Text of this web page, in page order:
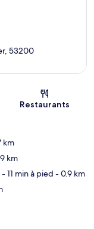
53200
Restaurants
km
km
- 11 min à pied - 0.9 km